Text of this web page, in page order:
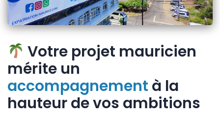
Votre projet mauricien
mérite un
accompagnement à la
hauteur de vos ambitions